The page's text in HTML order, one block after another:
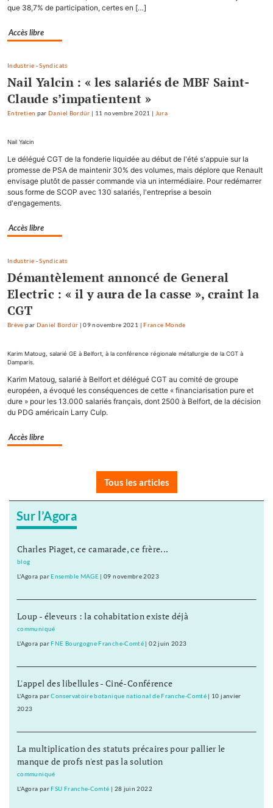
que 38,7% de participation, certes en […]
Accès libre
Industrie -Syndicats
Nail Yalcin : « les salariés de MBF Saint-
Claude s’impatientent »
Entretien par Daniel Bordür 11 novembre 2021 Jura
Nail Yalcin
Le délégué CGT de la fonderie liquidée au début de l'été s'appuie sur la
promesse de PSA de maintenir 30% des volumes, mais déplore que Renault
envisage plutôt de passer commande via un intermédiaire. Pour redémarrer
sous forme de SCOP avec 130 salariés, l'entreprise a besoin
d'engagements.
Accès libre
Industrie -Syndicats
Démantèlement annoncé de General
Electric : « il y aura de la casse », craint la
CGT
Brève par Daniel Bordür |09 novembre 2021 France Monde
Karim Matoug, salarié GE à Belfort, à la conférence régionale métallurgie de la CGT à
Damparis.
Karim Matoug, salarié à Belfort et délégué CGT au comité de groupe
européen, a évoqué les conséquences de cette « financiarisation pure et
dure » pour les 13.000 salariés français, dont 2500 à Belfort, de la décision
du PDG américain Larry Culp.
Accès libre
Tous les articles
Sur l’Agora
Charles Piaget, ce camarade, ce frère...
blog
L'Agora par Ensemble MAGE |09 novembre 2023
Loup - éleveurs : la cohabitation existe déjà
communiqué
L'Agora par FNE Bourgogne Franche-Comté |02 juin 2023
L'appel des libellules - Ciné-Conférence
L'Agora parConservatoire botanique national de Franche-Comté| 10 janvier
2023
La multiplication des statuts précaires pour pallier le
manque de profs n'est pas la solution
communiqué
L'Agora par FSU Franche-Comté 28 juin 2022